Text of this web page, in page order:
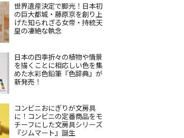
世界遺産決定で脚光！日本初
の巨大都城・藤原京を創り上
げた知られざる女帝・持統天
皇の凄絶な執念
日本の四季折々の植物や情景
を描くことに相応しい色を集
めた水彩色鉛筆『色辞典』が
新発売！
コンビニおにぎりが文房具
に！コンビニの定番商品をモ
チーフにした文房具シリーズ
『ジムマート』誕生